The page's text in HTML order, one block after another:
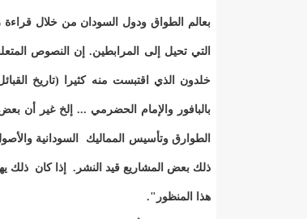
بعالم الطواق ودول السودان من خلال قراءة
التي تحيل إلى المرابطين. إن النصوص
خلدون الذي اقتبست منه كثيرا (تاريخ
بالبافور والإمام الحضرمي ... إلخ غير أن
الطوارق وتأسيس المماليك السودانية
ذلك بعض المشاريع قيد النشر. إذا كان ذلك
هذا المنظور".